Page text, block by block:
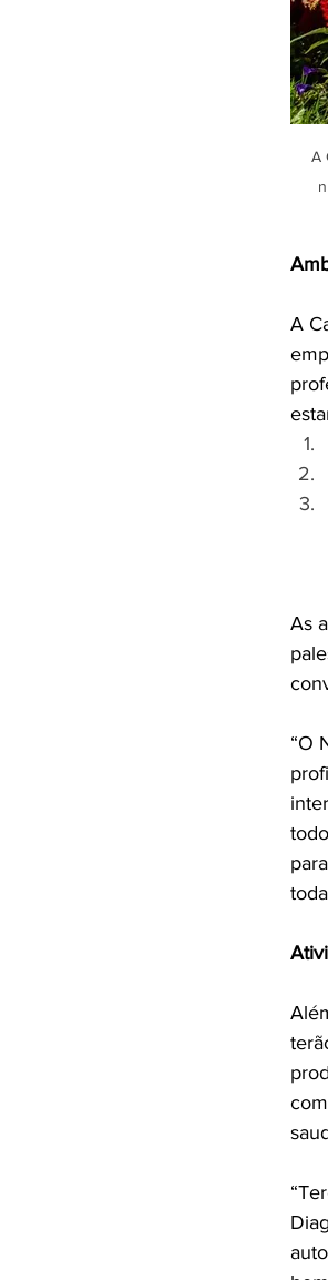
A
A
As
“O